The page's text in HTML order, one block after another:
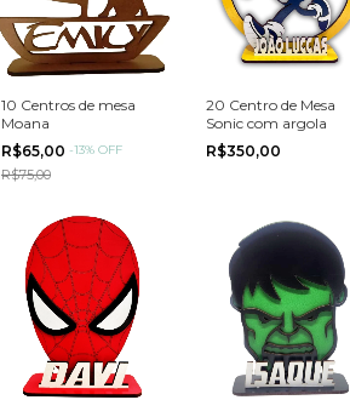
10 Centros de mesa
Moana
R$65,00 -13% OFF
R$75,00
20 Centro de Mesa
Sonic com argola
R$350,00